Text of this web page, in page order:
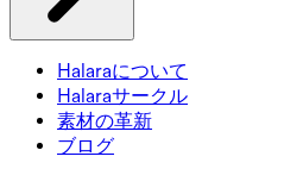
Halaraについて
Halaraサークル
素材の革新
ブログ